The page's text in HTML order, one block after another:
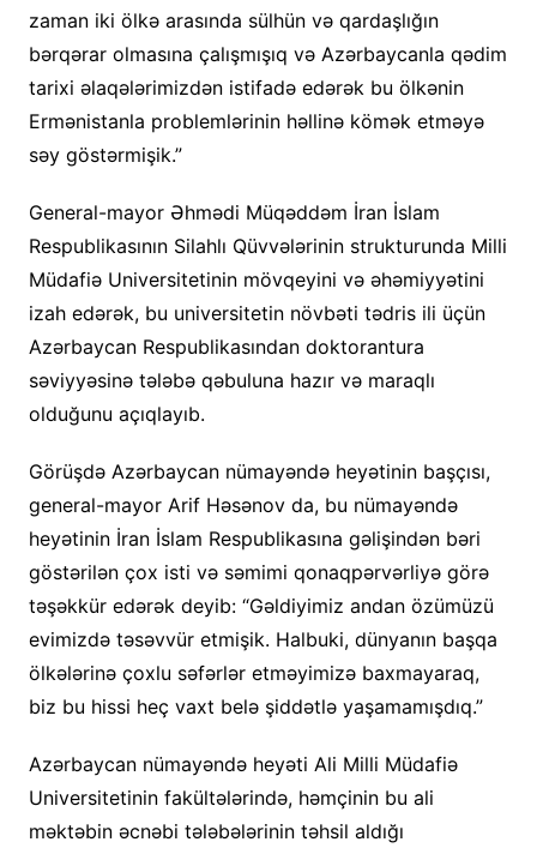
zaman iki ölkə arasında sülhün və qardaşlığın
bərqərar olmasına çalışmışıq və Azərbaycanla qədim
tarixi əlaqələrimizdən istifadə edərək bu ölkənin
Ermənistanla problemlərinin həllinə kömək etməyə
səy göstərmişik.”
General-mayor Əhmədi Müqəddəm İran İslam
Respublikasının Silahlı Qüvvələrinin strukturunda Milli
Müdafiə Universitetinin mövqeyini və əhəmiyyətini
izah edərək, bu universitetin növbəti tədris ili üçün
Azərbaycan Respublikasından doktorantura
səviyyəsinə tələbə qəbuluna hazır və maraqlı
olduğunu açıqlayıb.
Görüşdə Azərbaycan nümayəndə heyətinin başçısı,
general-mayor Arif Həsənov da, bu nümayəndə
heyətinin İran İslam Respublikasına gəlişindən bəri
göstərilən çox isti və səmimi qonaqpərvərliyə görə
təşəkkür edərək deyib: “Gəldiyimiz andan özümüzü
evimizdə təsəvvür etmişik. Halbuki, dünyanın başqa
ölkələrinə çoxlu səfərlər etməyimizə baxmayaraq,
biz bu hissi heç vaxt belə şiddətlə yaşamamışdıq.”
Azərbaycan nümayəndə heyəti Ali Milli Müdafiə
Universitetinin fakültələrində, həmçinin bu ali
məktəbin əcnəbi tələbələrinin təhsil aldığı